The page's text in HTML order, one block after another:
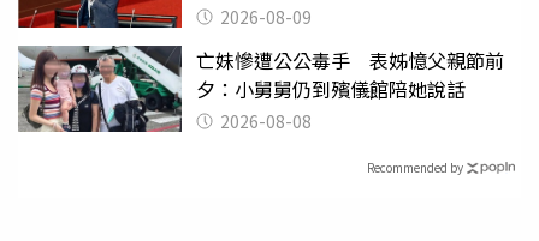
2026-08-09
亡妹慘遭公公毒手 表姊憶父親節前
夕：小舅舅仍到殯儀館陪她說話
2026-08-08
Recommended by